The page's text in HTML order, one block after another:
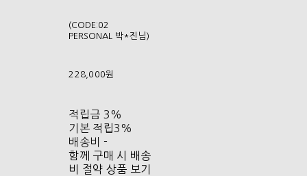
(CODE:02
PERSONAL 박*진님)
228,000원
적립금 3%
기본 적립3%
배송비 -
함께 구매 시 배송
비 절약 상품 보기